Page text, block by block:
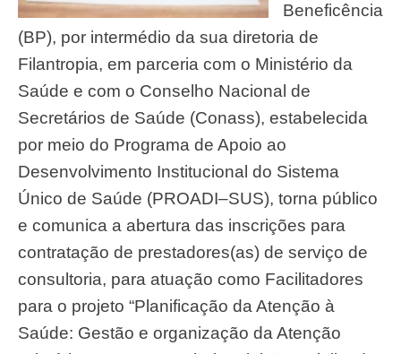
Beneficência
(BP), por intermédio da sua diretoria de
Filantropia, em parceria com o Ministério da
Saúde e com o Conselho Nacional de
Secretários de Saúde (Conass), estabelecida
por meio do Programa de Apoio ao
Desenvolvimento Institucional do Sistema
Único de Saúde (PROADI–SUS), torna público
e comunica a abertura das inscrições para
contratação de prestadores(as) de serviço de
consultoria, para atuação como Facilitadores
para o projeto “Planificação da Atenção à
Saúde: Gestão e organização da Atenção